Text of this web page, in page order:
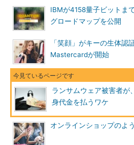
IBMが4158量子ビットま
グロードマップを公開
「笑顔」がキーの生体認
Mastercardが開始
ランサムウェア被害者が
身代金を払うワケ
オンラインショップのよ